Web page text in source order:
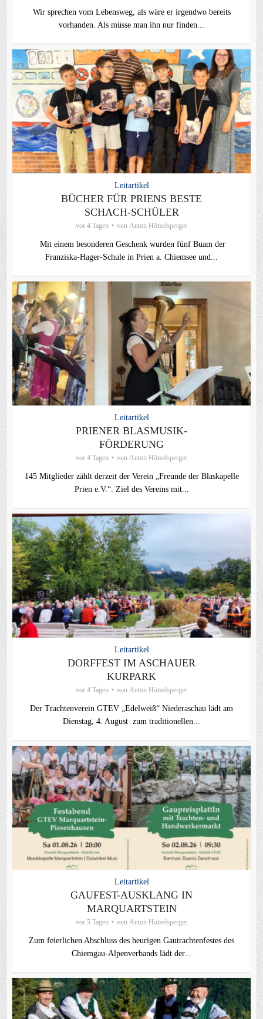
Wir sprechen vom Lebensweg, als wäre er irgendwo bereits
vorhanden. Als müsse man ihn nur finden...
Leitartikel
BÜCHER FÜR PRIENS BESTE
SCHACH-SCHÜLER
vor 4 Tagen von Anton Hötzelsperger
Mit einem besonderen Geschenk wurden fünf Buam der
Franziska-Hager-Schule in Prien a. Chiemsee und...
Leitartikel
PRIENER BLASMUSIK-
FÖRDERUNG
vor 4 Tagen von Anton Hötzelsperger
145 Mitglieder zählt derzeit der Verein „Freunde der Blaskapelle
Prien e.V.“. Ziel des Vereins mit...
Leitartikel
DORFFEST IM ASCHAUER
KURPARK
vor 4 Tagen von Anton Hötzelsperger
Der Trachtenverein GTEV „Edelweiß“ Niederaschau lädt am
Dienstag, 4. August zum traditionellen...
Leitartikel
GAUFEST-AUSKLANG IN
MARQUARTSTEIN
vor 5 Tagen von Anton Hötzelsperger
Zum feierlichen Abschluss des heurigen Gautrachtenfestes des
Chiemgau‑Alpenverbands lädt der...